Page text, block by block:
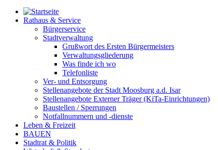
Rathaus & Service
Bürgerservice
Stadtverwaltung
Grußwort des Ersten Bürgermeisters
Verwaltungsgliederung
Was finde ich wo
Telefonliste
Ver- und Entsorgung
Stellenangebote der Stadt Moosburg a.d. Isar
Stellenangebote Externer Träger (KiTa-Einrichtungen)
Baustellen / Sperrungen
Notfallnummern und -dienste
Leben & Freizeit
BAUEN
Stadtrat & Politik